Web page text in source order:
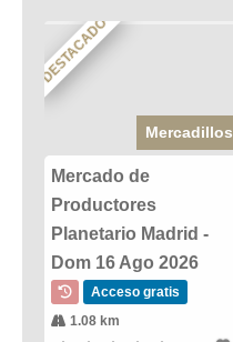
DESTACADO
Mercadillos
Mercado de
Productores
Planetario Madrid -
Dom 16 Ago 2026
Acceso gratis
1.08 km